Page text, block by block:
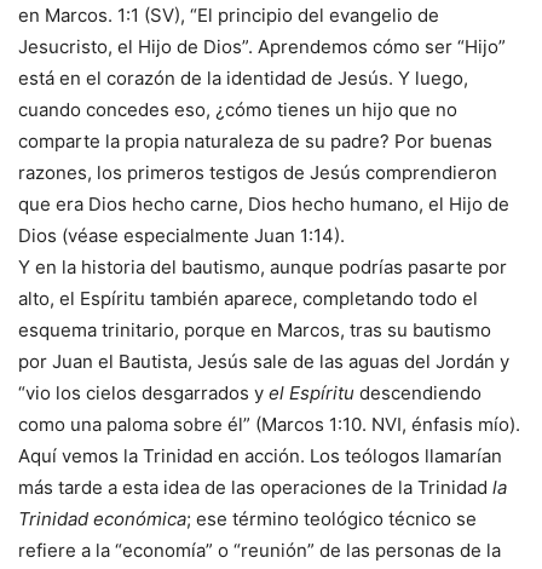
en Marcos. 1:1 (SV), “El principio del evangelio de
Jesucristo, el Hijo de Dios”. Aprendemos cómo ser “Hijo”
está en el corazón de la identidad de Jesús. Y luego,
cuando concedes eso, ¿cómo tienes un hijo que no
comparte la propia naturaleza de su padre? Por buenas
razones, los primeros testigos de Jesús comprendieron
que era Dios hecho carne, Dios hecho humano, el Hijo de
Dios (véase especialmente Juan 1:14).
Y en la historia del bautismo, aunque podrías pasarte por
alto, el Espíritu también aparece, completando todo el
esquema trinitario, porque en Marcos, tras su bautismo
por Juan el Bautista, Jesús sale de las aguas del Jordán y
“vio los cielos desgarrados y el Espíritu descendiendo
como una paloma sobre él” (Marcos 1:10. NVI, énfasis mío).
Aquí vemos la Trinidad en acción. Los teólogos llamarían
más tarde a esta idea de las operaciones de la Trinidad la
Trinidad económica; ese término teológico técnico se
refiere a la “economía” o “reunión” de las personas de la